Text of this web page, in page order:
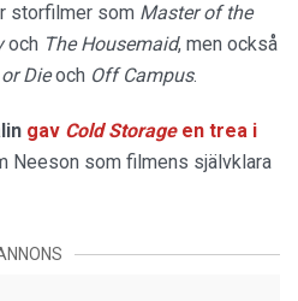
storfilmer som Master of the
och The Housemaid, men också
Dieoch Off Campus.
gav Cold Storage en trea i
Neeson som filmens självklara